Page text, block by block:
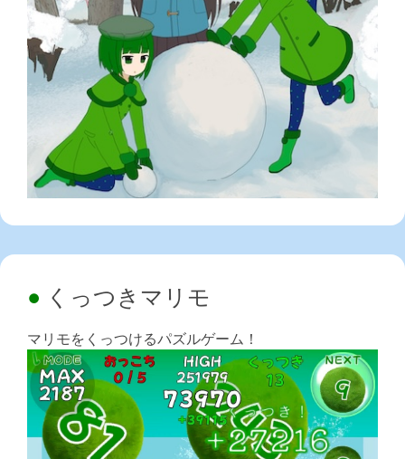
くっつきマリモ
マリモをくっつけるパズルゲーム！